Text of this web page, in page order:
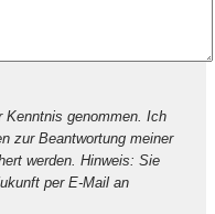
Kenntnis genommen. Ich
zur Beantwortung meiner
werden. Hinweis: Sie
per E-Mail an